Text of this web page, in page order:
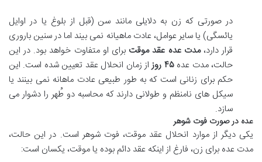
در صورتی که زن به دلایلی مانند سن (قبل از بلوغ یا در اوایل
یائسگی) یا سایر عوامل، عادت ماهیانه نمی بیند اما در سنین باروری
قرار دارد،مدت عده عقد موقت برای او متفاوت خواهد بود. در این
حالت، مدت عده۴۵ روز
از زمان انحلال عقد تعیین شده است. این
حکم برای زنانی است که به طور طبیعی عادت ماهانه نمی بینند یا
سیکل های نامنظم و طولانی دارند که محاسبه دو طُهر را دشوار می
سازد.
عده در صورت فوت شوهر
یکی دیگر از موارد انحلال عقد موقت، فوت شوهر است. در این حالت،
مدت عده برای زن، فارغ از اینکه عقد دائم بوده یا موقت، یکسان است: